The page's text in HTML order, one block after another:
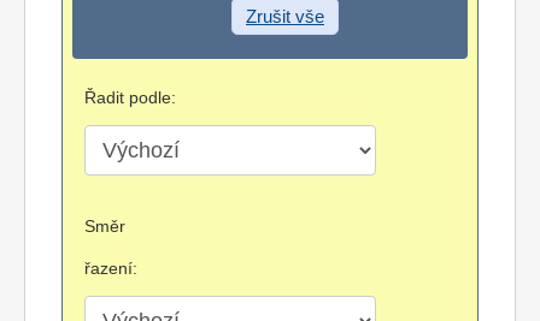
Zrušit vše
Řadit podle:
Směr
řazení: